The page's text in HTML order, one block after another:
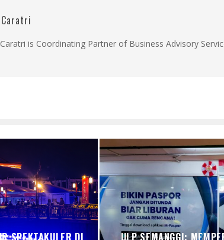
Caratri
is Coordinating Partner of Business Advisory